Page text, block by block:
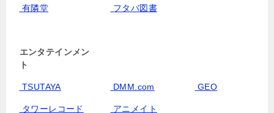
有隣堂 フタバ図書
エンタテインメン
ト
TSUTAYA DMM.com GEO
タワーレコード アニメイト